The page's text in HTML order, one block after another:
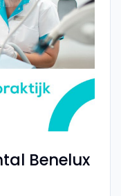
Benelux